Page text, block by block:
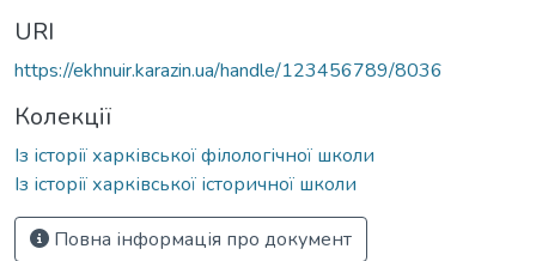
URI
https://ekhnuir.karazin.ua/handle/123456789/8036
Колекції
Із історії харківської філологічної школи
Із історії харківської історичної школи
Повна інформація про документ